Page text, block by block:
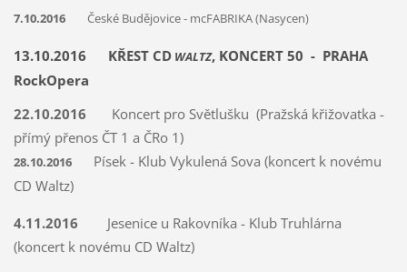
7.10.2016České Budějovice - mcFABRIKA (Nasycen)
13.10.2016 KŘEST CDWALTZ, KONCERT 50 - PRAHA
RockOpera
22.10.2016
Koncert pro Světlušku (Pražská křižovatka -
přímý přenos ČT 1 a ČRo 1)
28.10.2016
Písek - Klub Vykulená Sova (koncert k novému
CD Waltz)
4.11.2016
Jesenice u Rakovníka - Klub Truhlárna
(koncert k novému CD Waltz)